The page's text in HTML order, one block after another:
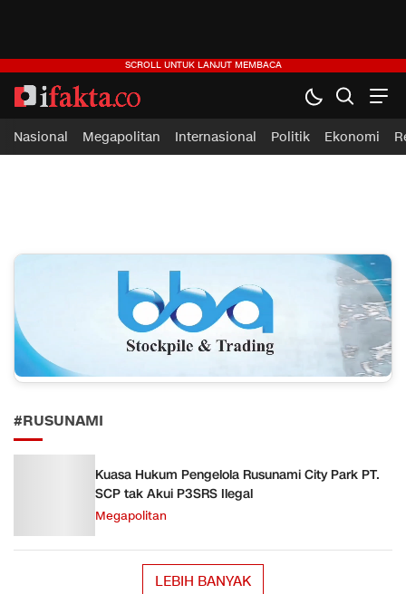
ifakta.co
#pastibenar
Nasional Megapolitan Internasional Politik Ekonomi
#RUSUNAMI
Kuasa Hukum Pengelola Rusunami City Park PT.
SCP tak Akui P3SRS Ilegal
Megapolitan
LEBIH BANYAK